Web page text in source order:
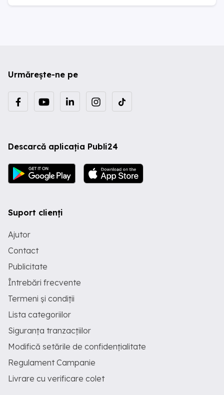
Urmărește-ne pe
Descarcă aplicația Publi24
Suport clienți
Ajutor
Contact
Publicitate
Întrebări frecvente
Termeni și condiții
Lista categoriilor
Siguranța tranzacțiilor
Modifică setările de confidențialitate
Regulament Campanie
Livrare cu verificare colet